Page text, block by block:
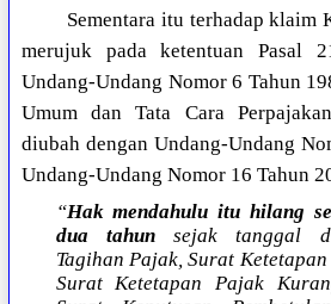
Sementara itu terhadap klaim
merujuk pada ketentuan Pasal
Undang-Undang Nomor 6 Tahun
Umum dan Tata Cara
diubah dengan Undang-Undang
Undang-Undang Nomor 16 Tahun
“Hak mendahulu itu hilang
dua tahunsejak tanggal
Tagihan Pajak, Surat
Surat Ketetapan Pajak